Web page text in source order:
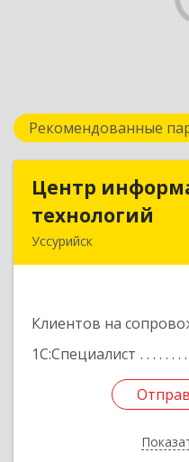
Рекомендованные
Центр
технологий
Уссурийск
Клиентов на
1С:Специалист
Центр